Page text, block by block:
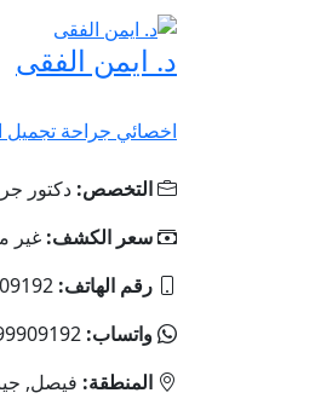
د. ايمن الفقى
اخصائي جراحة تجميل
التخصص: دكتور
سعر الكشف: غير
رقم الهاتف:
واتساب:
المنطقة: فيصل,